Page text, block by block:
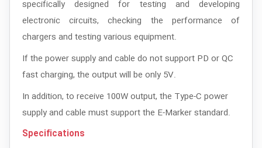
specifically designed for testing and developing
electronic circuits, checking the performance of
chargers and testing various equipment.
If the power supply and cable do not support PD or QC
fast charging, the output will be only 5V.
In addition, to receive 100W output, the Type-C power
supply and cable must support the E-Marker standard.
Specifications